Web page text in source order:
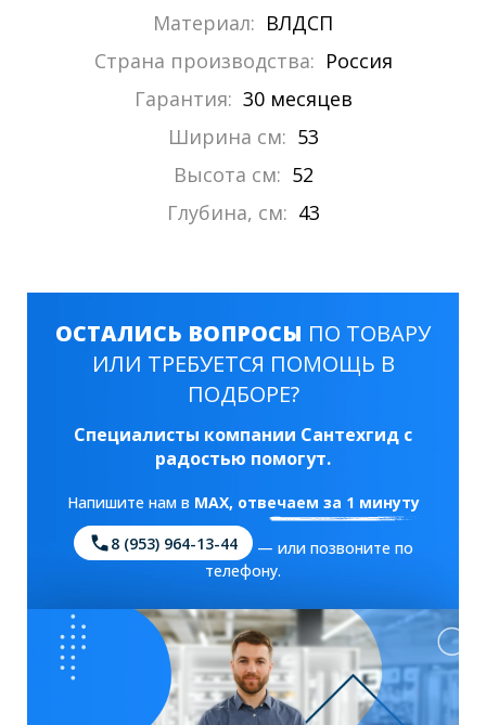
Материал: ВЛДСП
Страна производства: Россия
Гарантия: 30 месяцев
Ширина см: 53
Высота см: 52
Глубина, см: 43
ОСТАЛИСЬ ВОПРОСЫ ПО ТОВАРУ
ИЛИ ТРЕБУЕТСЯ ПОМОЩЬ В
ПОДБОРЕ?
Специалисты компании Сантехгид с
радостью помогут.
Напишите нам в MAX, отвечаем за 1 минуту
8 (953) 964-13-44
— или позвоните по
телефону.